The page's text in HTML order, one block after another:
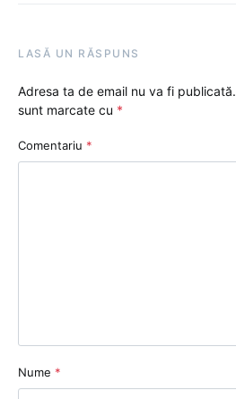
LASĂ UN RĂSPUNS
Adresa ta de email nu va fi publicată.
sunt marcate cu *
Comentariu *
Nume *